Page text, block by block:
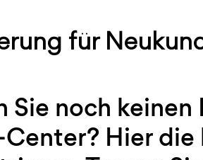
für
Sie noch
Hier